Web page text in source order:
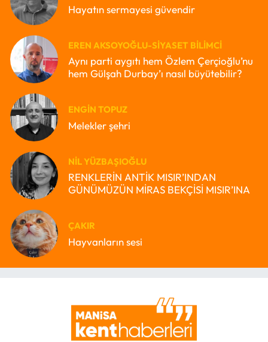
Hayatın sermayesi güvendir
EREN AKSOYOĞLU-SIYASET BILIMCI
Aynı parti aygıtı hem Özlem Çerçioğlu’nu
hem Gülşah Durbay’ı nasıl büyütebilir?
ENGIN TOPUZ
Melekler şehri
NIL YÜZBAŞIOĞLU
RENKLERİN ANTİK MISIR’INDAN
GÜNÜMÜZÜN MİRAS BEKÇİSİ MISIR’INA
ÇAKIR
Hayvanların sesi